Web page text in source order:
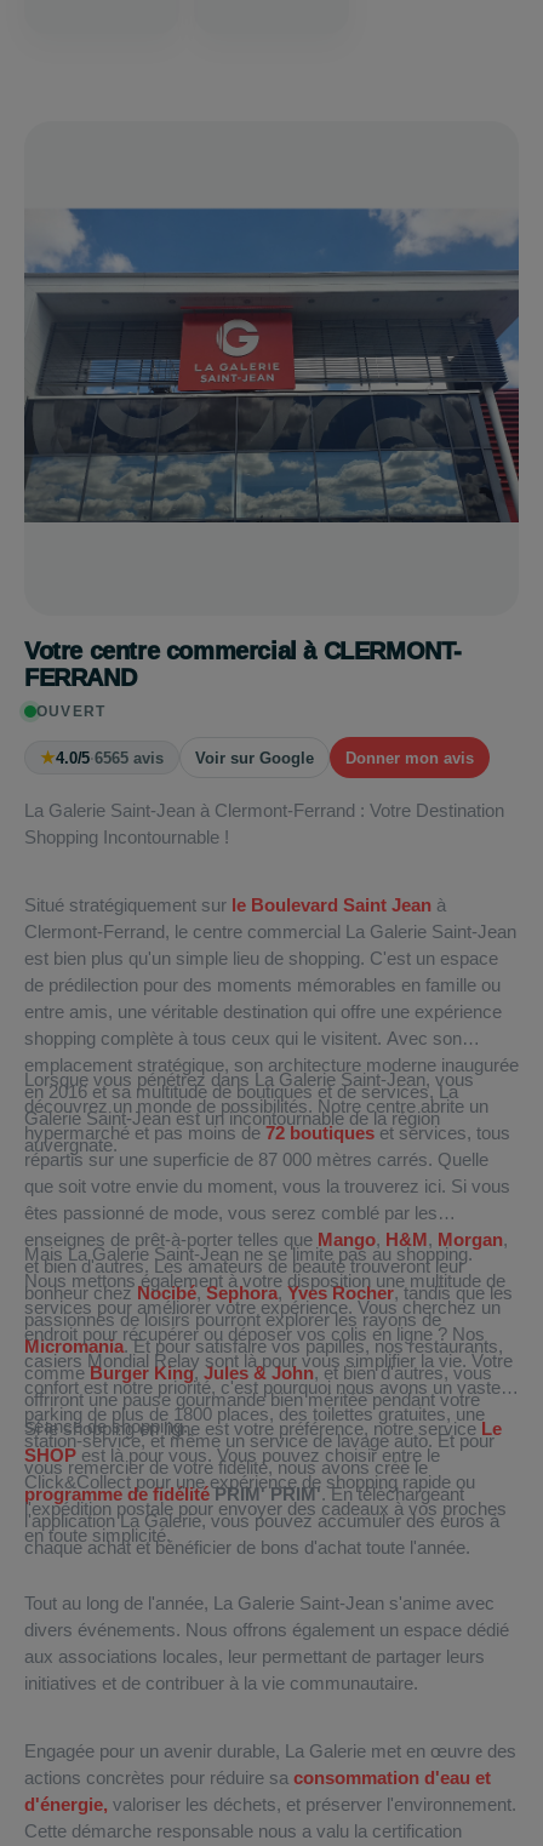
Votre centre commercial à CLERMONT-
FERRAND
OUVERT
★4.0/5·6565 avis Voir sur Google Donner mon avis
La Galerie Saint-Jean à Clermont-Ferrand : Votre Destination
Shopping Incontournable !
Situé stratégiquement sur le Boulevard Saint Jean à
Clermont-Ferrand, le centre commercial La Galerie Saint-Jean
est bien plus qu'un simple lieu de shopping. C'est un espace
de prédilection pour des moments mémorables en famille ou
entre amis, une véritable destination qui offre une expérience
shopping complète à tous ceux qui le visitent. Avec son
emplacement stratégique, son architecture moderne inaugurée
en 2016 et sa multitude de boutiques et de services, La
Galerie Saint-Jean est un incontournable de la région
auvergnate.
Lorsque vous pénétrez dans La Galerie Saint-Jean, vous
découvrez un monde de possibilités. Notre centre abrite un
hypermarché et pas moins de 72 boutiques et services, tous
répartis sur une superficie de 87 000 mètres carrés. Quelle
que soit votre envie du moment, vous la trouverez ici. Si vous
êtes passionné de mode, vous serez comblé par les
enseignes de prêt-à-porter telles que Mango, H&M, Morgan,
et bien d'autres. Les amateurs de beauté trouveront leur
bonheur chezNocibé,Sephora, Yves Rocher, tandis que les
passionnés de loisirs pourront explorer les rayons de
Micromania. Et pour satisfaire vos papilles, nos restaurants,
commeBurger King, Jules & John, et bien d'autres, vous
offriront une pause gourmande bien méritée pendant votre
séance de shopping.
Mais La Galerie Saint-Jean ne se limite pas au shopping.
Nous mettons également à votre disposition une multitude de
services pour améliorer votre expérience. Vous cherchez un
endroit pour récupérer ou déposer vos colis en ligne ? Nos
casiers Mondial Relay sont là pour vous simplifier la vie. Votre
confort est notre priorité, c'est pourquoi nous avons un vaste
parking de plus de 1800 places, des toilettes gratuites, une
station-service, et même un service de lavage auto. Et pour
vous remercier de votre fidélité, nous avons créé le
programme de fidélitéPRIM' PRIM'. En téléchargeant
l'application La Galerie, vous pouvez accumuler des euros à
chaque achat et bénéficier de bons d'achat toute l'année.
Si le shopping en ligne est votre préférence, notre service Le
SHOP est là pour vous. Vous pouvez choisir entre le
Click&Collect pour une expérience de shopping rapide ou
l'expédition postale pour envoyer des cadeaux à vos proches
en toute simplicité.
Tout au long de l'année, La Galerie Saint-Jean s'anime avec
divers événements. Nous offrons également un espace dédié
aux associations locales, leur permettant de partager leurs
initiatives et de contribuer à la vie communautaire.
Engagée pour un avenir durable, La Galerie met en œuvre des
actions concrètes pour réduire sa consommation d'eau et
d'énergie, valoriser les déchets, et préserver l'environnement.
Cette démarche responsable nous a valu la certification